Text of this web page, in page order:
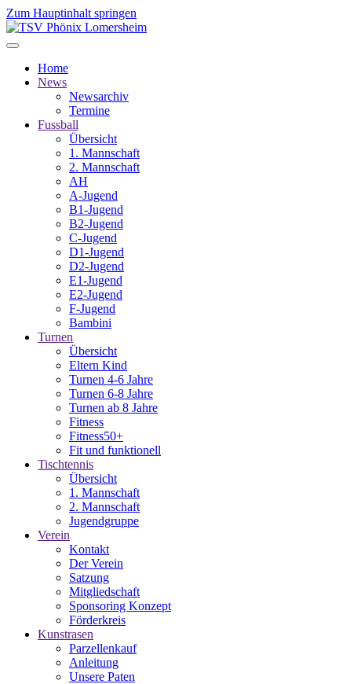
Zum Hauptinhalt springen
Home
News
Newsarchiv
Termine
Fussball
Übersicht
1. Mannschaft
2. Mannschaft
AH
A-Jugend
B1-Jugend
B2-Jugend
C-Jugend
D1-Jugend
D2-Jugend
E1-Jugend
E2-Jugend
F-Jugend
Bambini
Turnen
Übersicht
Eltern Kind
Turnen 4-6 Jahre
Turnen 6-8 Jahre
Turnen ab 8 Jahre
Fitness
Fitness50+
Fit und funktionell
Tischtennis
Übersicht
1. Mannschaft
2. Mannschaft
Jugendgruppe
Verein
Kontakt
Der Verein
Satzung
Mitgliedschaft
Sponsoring Konzept
Förderkreis
Kunstrasen
Parzellenkauf
Anleitung
Unsere Paten